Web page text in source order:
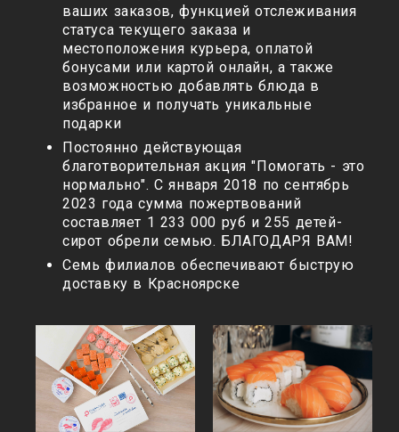
ваших заказов, функцией отслеживания
статуса текущего заказа и
местоположения курьера, оплатой
бонусами или картой онлайн, а также
возможностью добавлять блюда в
избранное и получать уникальные
подарки
Постоянно действующая
благотворительная акция "Помогать - это
нормально". С января 2018 по сентябрь
2023 года сумма пожертвований
составляет 1 233 000 руб и 255 детей-
сирот обрели семью. БЛАГОДАРЯ ВАМ!
Семь филиалов обеспечивают быструю
доставку в Красноярске